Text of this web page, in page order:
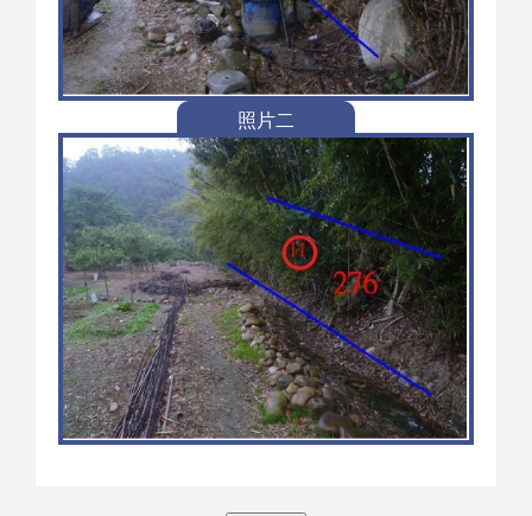
照片二